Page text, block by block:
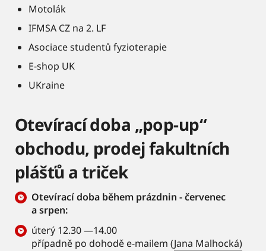
Motolák
IFMSA CZ na 2. LF
Asociace studentů fyzioterapie
E-shop UK
UKraine
Otevírací doba „pop-up“
obchodu, prodej fakultních
plášťů a triček
Otevírací doba během prázdnin - červenec
a srpen:
úterý 12.30 —14.00
případně po dohodě e-mailem (Jana Malhocká)